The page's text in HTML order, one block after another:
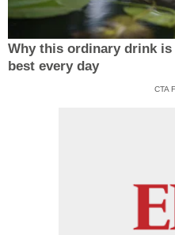
Why this ordinary drink
best every day
CTA